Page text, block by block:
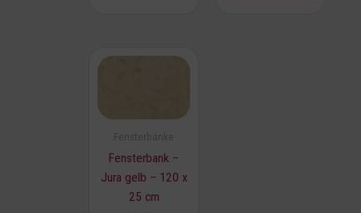
Fensterbank –
Jura gelb – 120 x
25 cm